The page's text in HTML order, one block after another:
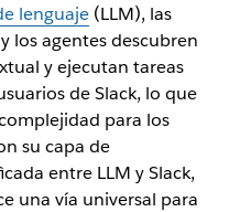
lenguaje(LLM), las
los agentes descubren
y ejecutan tareas
de Slack, lo que
para los
su capa de
entre LLM y Slack,
una vía universal para